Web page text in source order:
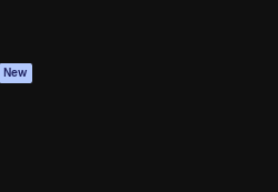
New